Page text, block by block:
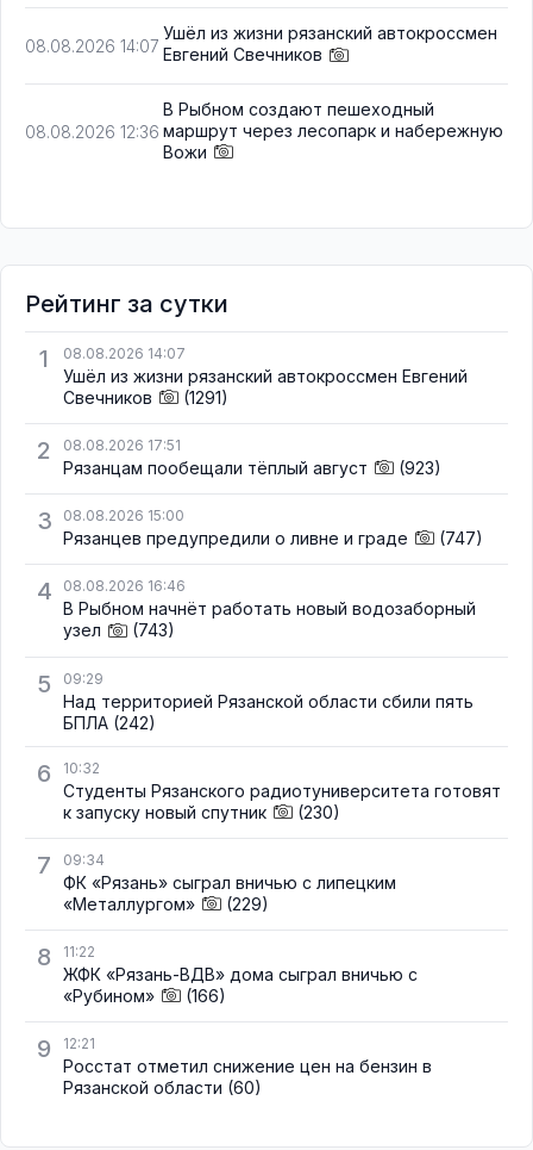
08.08.2026 14:07
Ушёл из жизни рязанский автокроссмен
Евгений Свечников
08.08.2026 12:36
В Рыбном создают пешеходный
маршрут через лесопарк и набережную
Вожи
Рейтинг за сутки
1
08.08.2026 14:07
Ушёл из жизни рязанский автокроссмен Евгений
Свечников
(1291)
2 08.08.2026 17:51
Рязанцам пообещали тёплый август (923)
3 08.08.2026 15:00
Рязанцев предупредили о ливне и граде (747)
4 08.08.2026 16:46
В Рыбном начнёт работать новый водозаборный
узел
(743)
5 09:29
Над территорией Рязанской области сбили пять
БПЛА (242)
6 10:32
Студенты Рязанского радиотуниверситета готовят
к запуску новый спутник
(230)
7 09:34
ФК «Рязань» сыграл вничью с липецким
«Металлургом»
(229)
8 11:22
ЖФК «Рязань-ВДВ» дома сыграл вничью с
«Рубином»
(166)
9 12:21
Росстат отметил снижение цен на бензин в
Рязанской области (60)